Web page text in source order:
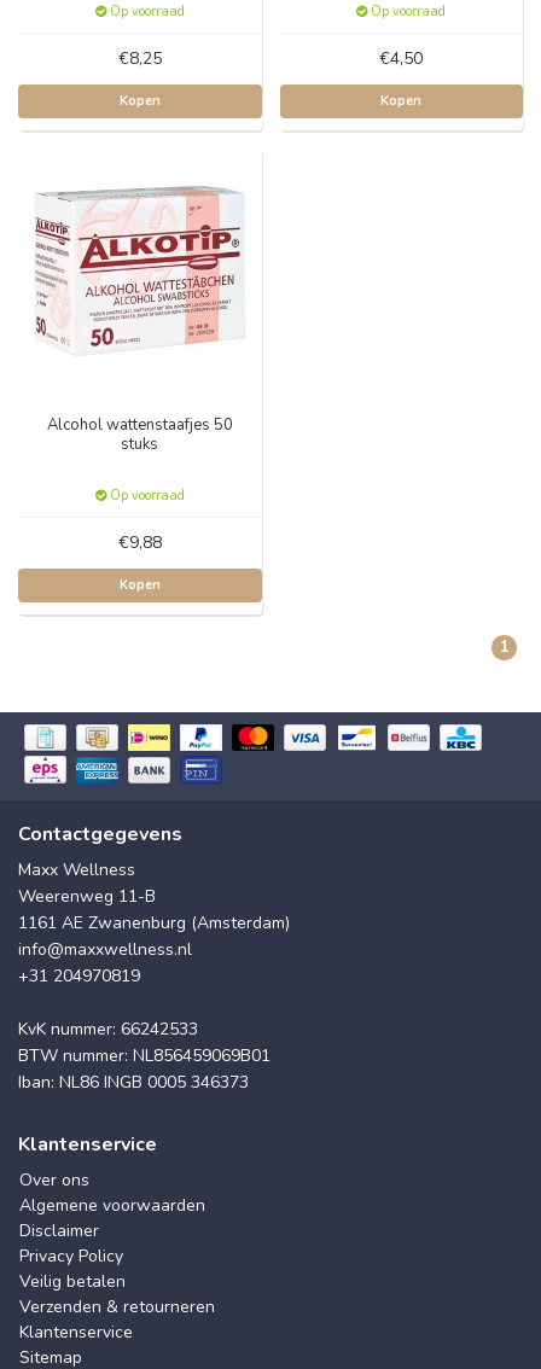
Op voorraad
€8,25
Kopen
Op voorraad
€4,50
Kopen
Alcohol wattenstaafjes 50
stuks
Op voorraad
€9,88
Kopen
1
Contactgegevens
Maxx Wellness
Weerenweg 11-B
1161 AE Zwanenburg (Amsterdam)
info@maxxwellness.nl
+31 204970819
KvK nummer: 66242533
BTW nummer: NL856459069B01
Iban: NL86 INGB 0005 346373
Klantenservice
Over ons
Algemene voorwaarden
Disclaimer
Privacy Policy
Veilig betalen
Verzenden & retourneren
Klantenservice
Sitemap